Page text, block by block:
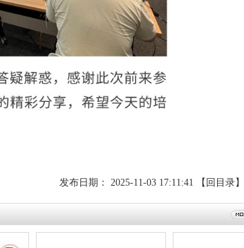
发布日期： 2025-11-03 17:11:41 【回目录】